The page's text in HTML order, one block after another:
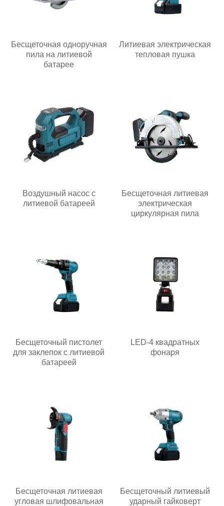
Бесщеточная одноручная
пила на литиевой
батарее
Литиевая электрическая
тепловая пушка
Воздушный насос с
литиевой батареей
Бесщеточная литиевая
электрическая
циркулярная пила
Бесщеточный пистолет
для заклепок с литиевой
батареей
LED-4 квадратных
фонаря
Бесщеточная литиевая
угловая шлифовальная
Бесщеточный литиевый
ударный гайковерт